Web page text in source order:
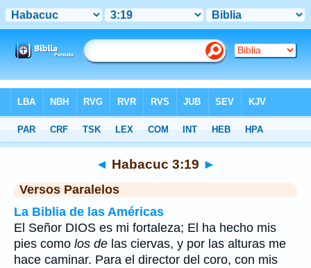
>Habacuc Capítulo 3 > Verso 19
◄ Habacuc 3:19 ►
Versos Paralelos
La Biblia de las Américas
El Señor DIOS es mi fortaleza; El ha hecho mis
pies como los de las ciervas, y por las alturas me
hace caminar. Para el director del coro, con mis